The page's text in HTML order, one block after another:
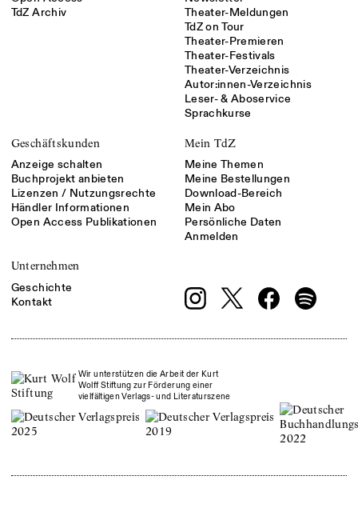
TdZ Archiv
Theater-Meldungen
TdZ on Tour
Theater-Premieren
Theater-Festivals
Theater-Verzeichnis
Autor:innen-Verzeichnis
Leser- & Aboservice
Sprachkurse
Geschäftskunden
Anzeige schalten
Buchprojekt anbieten
Lizenzen / Nutzungsrechte
Händler Informationen
Open Access Publikationen
Mein TdZ
Meine Themen
Meine Bestellungen
Download-Bereich
Mein Abo
Persönliche Daten
Anmelden
Unternehmen
Geschichte
Kontakt
Wir unterstützen die Arbeit der Kurt
Wolff Stiftung zur Förderung einer
vielfältigen Verlags- und Literaturszene